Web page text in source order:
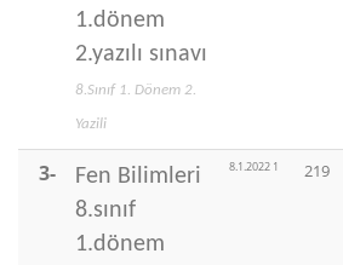
1.dönem
2.yazılı sınavı
8.Sınıf 1. Dönem 2.
Yazili
3-
Fen Bilimleri
8.sınıf
1.dönem
8.1.2022 1 219